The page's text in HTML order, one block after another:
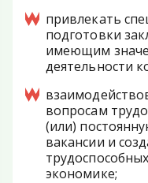
привлекать
подготовки
имеющим
деятельности
вопросам
(или)
вакансии и
экономике;